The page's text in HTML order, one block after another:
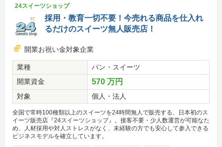
24スイーツショップ
採用・教育一切不要！今売れる商品を仕入れ
るだけのスイーツ無人販売店！
開業お祝い金対象企業
業種
パン・スイーツ
開業資金
570 万円
対象 個人・法人
全国で常時100種類以上のスイーツを24時間無人で販売する、日本初のス
イーツ販売店『24スイーツショップ』。接客不要・少人数運営が可能なた
め、人材採用や対人ストレスがなく、未経験の方でも安心して参入できる
ビジネスモデルを確立しています。